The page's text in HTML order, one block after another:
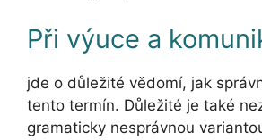
Při výuce a
jde o důležité vědomí, jak
tento termín. Důležité je také
gramaticky nesprávnou